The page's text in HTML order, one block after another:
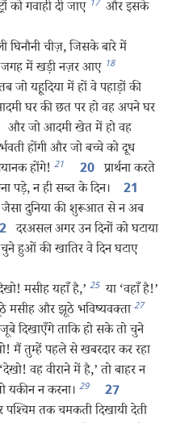
को गवाही दी जाए 17 और इसके
घिनौनी चीज़, जिसके बारे में
जगह में खड़ी नज़र आए 18
जो यहूदिया में हों वे पहाड़ों की
घर की छत पर हो वह अपने घर
और जो आदमी खेत में हो वह
होंगी और जो बच्चे को दूध
होंगे! 21 20 प्रार्थना करते
पड़े, न ही सब्त के दिन।
21
जैसा दुनिया की शुरूआत से न अब
दरअसल अगर उन दिनों को घटाया
हुओं की खातिर वे दिन घटाए
मसीह यहाँ है,’ 25 या ‘वहाँ है!’
मसीह और झूठे भविष्यवक्‍ता 27
दिखाएँगे ताकि हो सके तो चुने
मैं तुम्हें पहले से खबरदार कर रहा
वह वीराने में है,’ तो बाहर न
यकीन न करना। 29 27
तक चमकती दिखायी देती